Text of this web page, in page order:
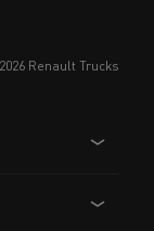
Renault Trucks